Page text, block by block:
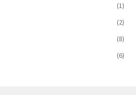
(1)
(2)
(8)
(6)